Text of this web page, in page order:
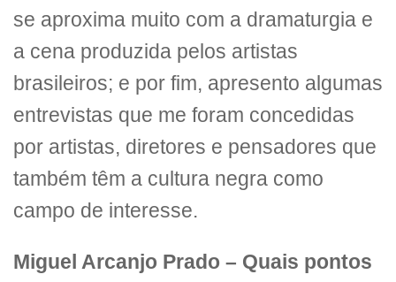
se aproxima muito com a dramaturgia e
a cena produzida pelos artistas
brasileiros; e por fim, apresento algumas
entrevistas que me foram concedidas
por artistas, diretores e pensadores que
também têm a cultura negra como
campo de interesse.
Miguel Arcanjo Prado – Quais pontos